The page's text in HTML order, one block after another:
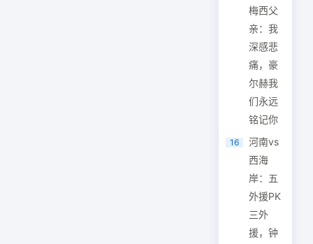
梅西父
亲：我
深感悲
痛，豪
尔赫我
们永远
铭记你
16
河南vs
西海
岸：五
外援PK
三外
援，钟